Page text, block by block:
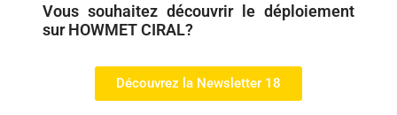
Vous souhaitez découvrir le déploiement
sur HOWMET CIRAL?
Découvrez la Newsletter 18